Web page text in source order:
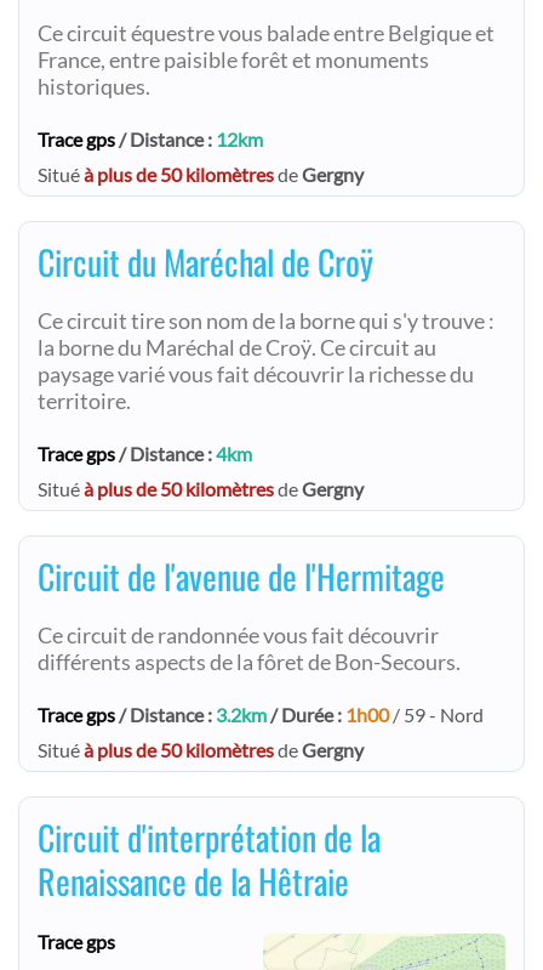
Ce circuit équestre vous balade entre Belgique et
France, entre paisible forêt et monuments
historiques.
Trace gps/ Distance : 12km
Situéà plus de 50 kilomètresdeGergny
Circuit du Maréchal de Croÿ
Ce circuit tire son nom de la borne qui s'y trouve :
la borne du Maréchal de Croÿ. Ce circuit au
paysage varié vous fait découvrir la richesse du
territoire.
Trace gps/ Distance :4km
Situéà plus de 50 kilomètresdeGergny
Circuit de l'avenue de l'Hermitage
Ce circuit de randonnée vous fait découvrir
différents aspects de la fôret de Bon-Secours.
Trace gps/ Distance : 3.2km/ Durée : 1h00/ 59 - Nord
Situéà plus de 50 kilomètresdeGergny
Circuit d'interprétation de la
Renaissance de la Hêtraie
Trace gps